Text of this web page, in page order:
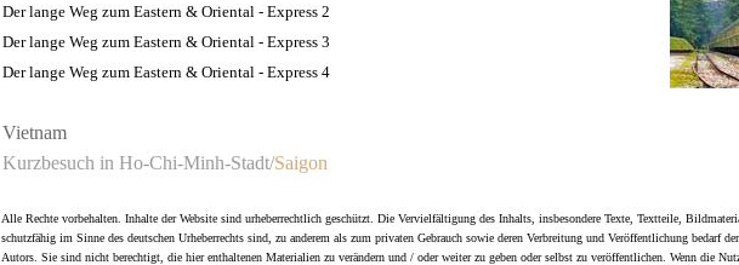
Der lange Weg zum Eastern & Oriental - Express 2
Der lange Weg zum Eastern & Oriental - Express 3
Der lange Weg zum Eastern & Oriental - Express 4
Vietnam
Kurzbesuch in Ho-Chi-Minh-Stadt/Saigon
Alle Rechte vorbehalten. Inhalte der Website sind urheberrechtlich geschützt. Die Vervielfältigung des Inhalts, insbesondere Texte, Textteile,
schutzfähig im Sinne des deutschen Urheberrechts sind, zu anderem als zum privaten Gebrauch sowie deren Verbreitung und Veröffentlichung bedarf
Autors. Sie sind nicht berechtigt, die hier enthaltenen Materialien zu verändern und / oder weiter zu geben oder selbst zu veröffentlichen. Wenn die